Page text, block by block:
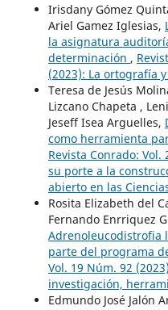
Irisdany Gómez
Ariel Gamez Iglesias,
la asignatura
determinación ,
(2023): La ortografía
Teresa de Jesús
Lizcano Chapeta ,
Jeseff Isea Arguelles,
como herramienta
Revista Conrado:
su porte a la
abierto en las
Rosita Elizabeth del
Fernando Enrriquez
Adrenoleucodistrofia
parte del programa
Vol. 19 Núm. 92
investigación,
Edmundo José Jalón